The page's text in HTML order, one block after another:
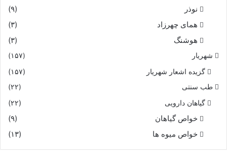
نوذر
(۹)
هماى چهرزاد
(۳)
هوشنگ
(۳)
شهریار (۱۵۷)
گزیده اشعار شهریار (۱۵۷)
طب سنتی (۲۲)
گیاهان دارویی (۲۲)
خواص گیاهان
(۹)
خواص میوه ها
(۱۳)